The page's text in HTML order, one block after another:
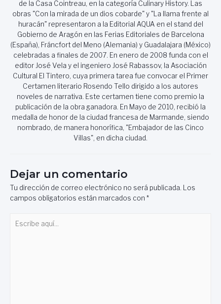
de la Casa Cointreau, en la categoría Culinary History. Las
obras "Con la mirada de un dios cobarde" y "La llama frente al
huracán" representaron a la Editorial AQUA en el stand del
Gobierno de Aragón en las Ferias Editoriales de Barcelona
(España), Fráncfort del Meno (Alemania) y Guadalajara (México)
celebradas a finales de 2007. En enero de 2008 funda con el
editor José Vela y el ingeniero José Rabassov, la Asociación
Cultural El Tintero, cuya primera tarea fue convocar el Primer
Certamen literario Rosendo Tello dirigido a los autores
noveles de narrativa. Este certamen tiene como premio la
publicación de la obra ganadora. En Mayo de 2010, recibió la
medalla de honor de la ciudad francesa de Marmande, siendo
nombrado, de manera honorífica, "Embajador de las Cinco
Villas", en dicha ciudad.
Dejar un comentario
Tu dirección de correo electrónico no será publicada. Los
campos obligatorios están marcados con *
aquí...